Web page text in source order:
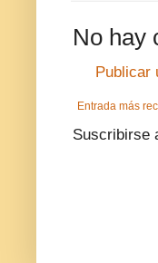
No hay
Publicar
Entrada más
Suscribirse